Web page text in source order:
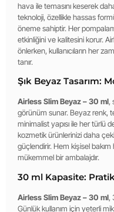
hava ile temasını keserek
teknoloji, özellikle hassas
öneme sahiptir. Her
etkinliğini ve kalitesini korur.
önlerken, kullanıcıların her
tanır.
Şık Beyaz Tasarım:
Airless Slim Beyaz – 30 ml,
görünüm sunar. Beyaz renk,
minimalist yapısı ile her türlü
kozmetik ürünlerinizi daha
güçlendirir. Hem kişisel
mükemmel bir ambalajdır.
30 ml Kapasite:
Airless Slim Beyaz – 30 ml,
Günlük kullanım için yeterli